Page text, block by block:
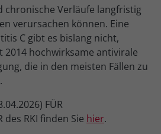
chronische Verläufe langfristig
verursachen können. Eine
C gibt es bislang nicht,
2014 hochwirksame antivirale
die in den meisten Fällen zu
FÜR
des RKI finden Sie hier.